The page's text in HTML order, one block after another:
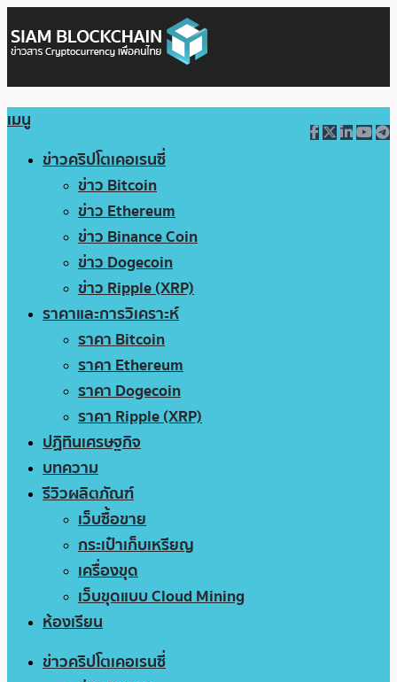
เมนู
ข่าวคริปโตเคอเรนซี่
ข่าว Bitcoin
ข่าว Ethereum
ข่าว Binance Coin
ข่าว Dogecoin
ข่าว Ripple (XRP)
ราคาและการวิเคราะห์
ราคา Bitcoin
ราคา Ethereum
ราคา Dogecoin
ราคา Ripple (XRP)
ปฏิทินเศรษฐกิจ
บทความ
รีวิวผลิตภัณฑ์
เว็บซื้อขาย
กระเป๋าเก็บเหรียญ
เครื่องขุด
เว็บขุดแบบ Cloud Mining
ห้องเรียน
ข่าวคริปโตเคอเรนซี่